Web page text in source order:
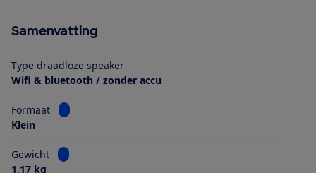
Samenvatting
Type draadloze speaker
Wifi & bluetooth / zonder accu
Formaat
Bekijk informatie voor Formaat
Klein
Gewicht
Bekijk informatie voor Gewicht
1,17 kg